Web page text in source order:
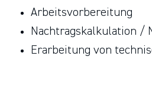
Arbeitsvorbereitung
Nachtragskalkulation /
Erarbeitung von